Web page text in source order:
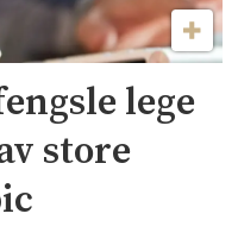
lege
store